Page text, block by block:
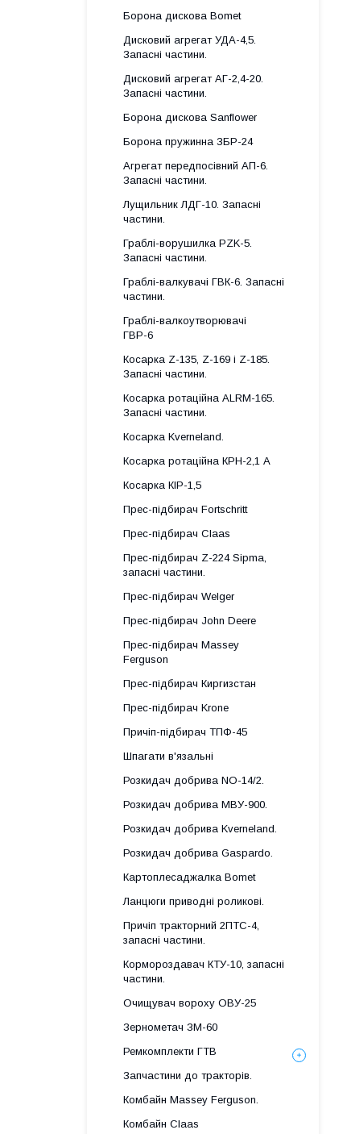
Борона дискова Bomet
Дисковий агрегат УДА-4,5.
Запасні частини.
Дисковий агрегат АГ-2,4-20.
Запасні частини.
Борона дискова Sanflower
Борона пружинна ЗБР-24
Агрегат передпосівний АП-6.
Запасні частини.
Лущильник ЛДГ-10. Запасні
частини.
Граблі-ворушилка PZK-5.
Запасні частини.
Граблі-валкувачі ГВК-6. Запасні
частини.
Граблі-валкоутворювачі
ГВР-6
Косарка Z-135, Z-169 і Z-185.
Запасні частини.
Косарка ротаційна ALRM-165.
Запасні частини.
Косарка Kverneland.
Косарка ротаційна КРН-2,1 А
Косарка КІР-1,5
Прес-підбирач Fortschritt
Прес-підбирач Claas
Прес-підбирач Z-224 Sipma,
запасні частини.
Прес-підбирач Welger
Прес-підбирач John Deere
Прес-підбирач Massey
Ferguson
Прес-підбирач Киргизстан
Прес-підбирач Krone
Причіп-підбирач ТПФ-45
Шпагати в'язальні
Розкидач добрива NO-14/2.
Розкидач добрива МВУ-900.
Розкидач добрива Kverneland.
Розкидач добрива Gaspardo.
Картоплесаджалка Bomet
Ланцюги приводні роликові.
Причіп тракторний 2ПТС-4,
запасні частини.
Кормороздавач КТУ-10, запасні
частини.
Очищувач вороху ОВУ-25
Зернометач ЗМ-60
Ремкомплекти ГТВ
Запчастини до тракторів.
Комбайн Massey Ferguson.
Комбайн Claas